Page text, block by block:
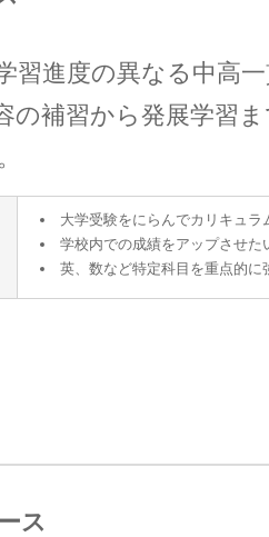
習進度の異なる中高
の補習から発展学習
大学受験をにらんでカリキュラ
学校内での成績をアップさせた
英、数など特定科目を重点的に
ス